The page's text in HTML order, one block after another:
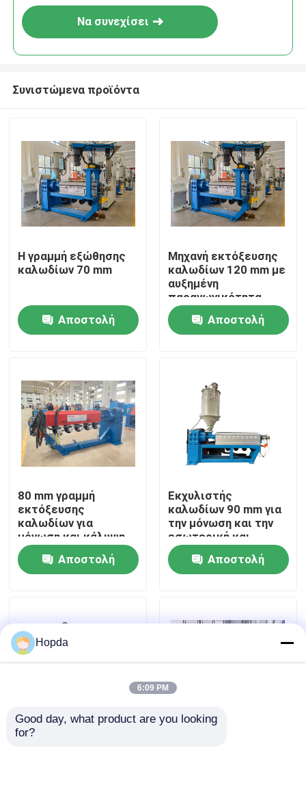
Σπίτι
Προϊόντα
Σχετικά με εμάς
Επισκεψή εργοστασίου
Επικοινωνήστε μαζί μας
Υποθέσεις
Να συνεχίσει
Συνιστώμενα προϊόντα
Η γραμμή εξώθησης
καλωδίων 70 mm
Αποστολή
Μηχανή εκτόξευσης
καλωδίων 120 mm με
αυξημένη
παραγωγικότητα
Αποστολή
80 mm γραμμή
εκτόξευσης
καλωδίων για
μόνωση και κάλυψη
καλωδίων Cu Al
Αποστολή
Εκχυλιστής
καλωδίων 90 mm για
την μόνωση και την
εσωτερική και
εξωτερική
επικάλυψη καλωδίων
και καλωδίων με PVC
Αποστολή
Διάταξη εκτόξευσης
Hopda
6:09 PM
Good day, what product are you looking
for?